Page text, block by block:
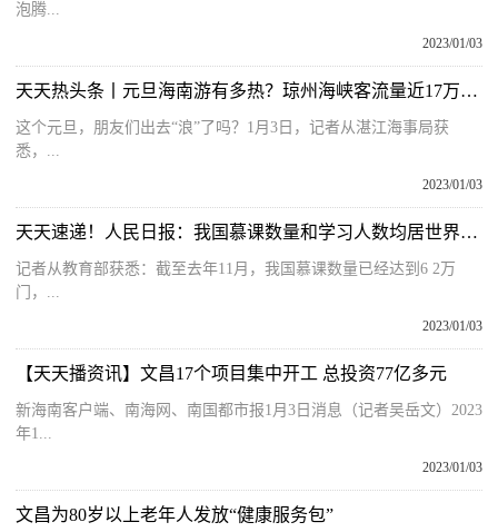
泡腾...
2023/01/03
天天热头条丨元旦海南游有多热？琼州海峡客流量近17万人次，同比增长77％
这个元旦，朋友们出去“浪”了吗？1月3日，记者从湛江海事局获
悉，...
2023/01/03
天天速递！人民日报：我国慕课数量和学习人数均居世界第一
记者从教育部获悉：截至去年11月，我国慕课数量已经达到6 2万
门，...
2023/01/03
【天天播资讯】文昌17个项目集中开工 总投资77亿多元
新海南客户端、南海网、南国都市报1月3日消息（记者吴岳文）2023
年1...
2023/01/03
文昌为80岁以上老年人发放“健康服务包”